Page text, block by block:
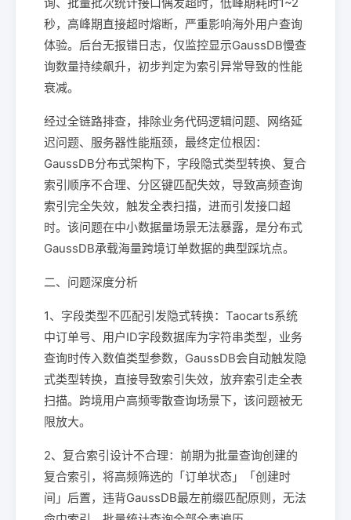
秒，高峰期直接超时熔断，严重影响海外用户查询
体验。后台无报错日志，仅监控显示GaussDB慢查
询数量持续飙升，初步判定为索引异常导致的性能
衰减。
经过全链路排查，排除业务代码逻辑问题、网络延
迟问题、服务器性能瓶颈，最终定位根因：
GaussDB分布式架构下，字段隐式类型转换、复合
索引顺序不合理、分区键匹配失效，导致高频查询
索引完全失效，触发全表扫描，进而引发接口超
时。该问题在中小数据量场景无法暴露，是分布式
GaussDB承载海量跨境订单数据的典型踩坑点。
二、问题深度分析
1、字段类型不匹配引发隐式转换：Taocarts系统
中订单号、用户ID字段数据库为字符串类型，业务
查询时传入数值类型参数，GaussDB会自动触发隐
式类型转换，直接导致索引失效，放弃索引走全表
扫描。跨境用户高频零散查询场景下，该问题被无
限放大。
2、复合索引设计不合理：前期为批量查询创建的
复合索引，将高频筛选的「订单状态」「创建时
间」后置，违背GaussDB最左前缀匹配原则，无法